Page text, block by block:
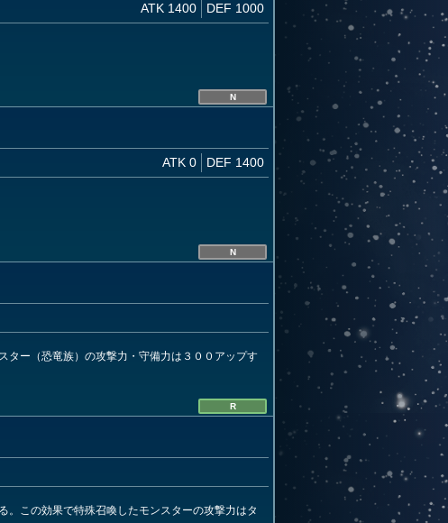
ATK 1400 DEF 1000
N
ATK 0 DEF 1400
N
ター（恐竜族）の攻撃力・守備力は３００アップす
R
。この効果で特殊召喚したモンスターの攻撃力はタ